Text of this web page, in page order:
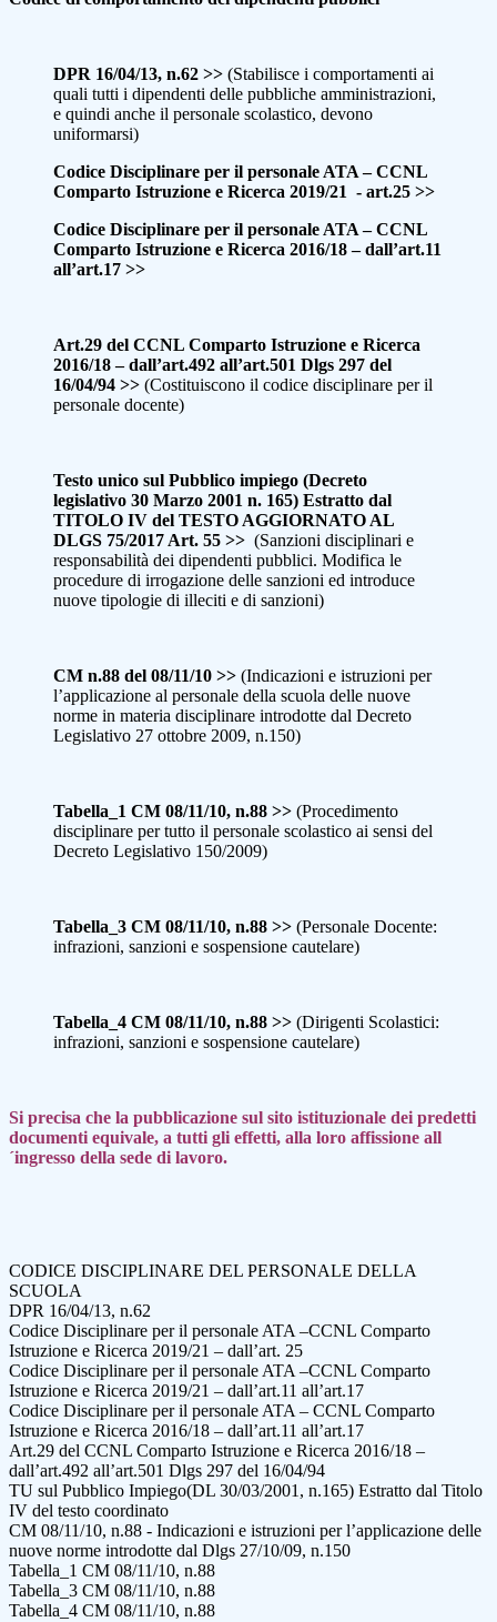
DPR 16/04/13, n.62 >> (Stabilisce i comportamenti ai
quali tutti i dipendenti delle pubbliche amministrazioni,
e quindi anche il personale scolastico, devono
uniformarsi)
Codice Disciplinare per il personale ATA – CCNL
Comparto Istruzione e Ricerca 2019/21 - art.25 >>
Codice Disciplinare per il personale ATA – CCNL
Comparto Istruzione e Ricerca 2016/18 – dall’art.11
all’art.17 >>
Art.29 del CCNL Comparto Istruzione e Ricerca
2016/18 – dall’art.492 all’art.501 Dlgs 297 del
16/04/94 >> (Costituiscono il codice disciplinare per il
personale docente)
Testo unico sul Pubblico impiego (Decreto
legislativo 30 Marzo 2001 n. 165) Estratto dal
TITOLO IV del TESTO AGGIORNATO AL
DLGS 75/2017 Art. 55 >> (Sanzioni disciplinari e
responsabilità dei dipendenti pubblici. Modifica le
procedure di irrogazione delle sanzioni ed introduce
nuove tipologie di illeciti e di sanzioni)
CM n.88 del 08/11/10 >> (Indicazioni e istruzioni per
l’applicazione al personale della scuola delle nuove
norme in materia disciplinare introdotte dal Decreto
Legislativo 27 ottobre 2009, n.150)
Tabella_1 CM 08/11/10, n.88 >> (Procedimento
disciplinare per tutto il personale scolastico ai sensi del
Decreto Legislativo 150/2009)
Tabella_3 CM 08/11/10, n.88 >> (Personale Docente:
infrazioni, sanzioni e sospensione cautelare)
Tabella_4 CM 08/11/10, n.88 >> (Dirigenti Scolastici:
infrazioni, sanzioni e sospensione cautelare)
Si precisa che la pubblicazione sul sito istituzionale dei predetti
documenti equivale, a tutti gli effetti, alla loro affissione all
´ingresso della sede di lavoro.
CODICE DISCIPLINARE DEL PERSONALE DELLA
SCUOLA
DPR 16/04/13, n.62
Codice Disciplinare per il personale ATA –CCNL Comparto
Istruzione e Ricerca 2019/21 – dall’art. 25
Codice Disciplinare per il personale ATA –CCNL Comparto
Istruzione e Ricerca 2019/21 – dall’art.11 all’art.17
Codice Disciplinare per il personale ATA – CCNL Comparto
Istruzione e Ricerca 2016/18 – dall’art.11 all’art.17
Art.29 del CCNL Comparto Istruzione e Ricerca 2016/18 –
dall’art.492 all’art.501 Dlgs 297 del 16/04/94
TU sul Pubblico Impiego(DL 30/03/2001, n.165) Estratto dal Titolo
IV del testo coordinato
CM 08/11/10, n.88 - Indicazioni e istruzioni per l’applicazione delle
nuove norme introdotte dal Dlgs 27/10/09, n.150
Tabella_1 CM 08/11/10, n.88
Tabella_3 CM 08/11/10, n.88
Tabella_4 CM 08/11/10, n.88